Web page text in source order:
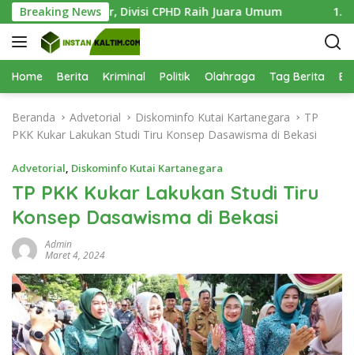
a
g
u
Breaking News
Digelar, Divisi CPHD Raih Juara Umum 1.000
Home Berita Kriminal Politik Olahraga Tag Berita
Beranda Advetorial Diskominfo Kutai Kartanegara
TP
PKK Kukar Lakukan Studi Tiru Konsep Dasawisma di Bekasi
Advetorial, Diskominfo Kutai Kartanegara
TP PKK Kukar Lakukan Studi Tiru
Konsep Dasawisma di Bekasi
Admin
Maret 4, 2024